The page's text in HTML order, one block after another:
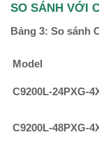
SO SÁNH VỚI
Bảng 3: So sánh
Model
C9200L-24PXG-
C9200L-48PXG-